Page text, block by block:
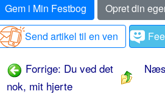
Gem i Min Festbog
Opret din
Send artikel til en ven
Forrige: Du ved det
nok, mit hjerte